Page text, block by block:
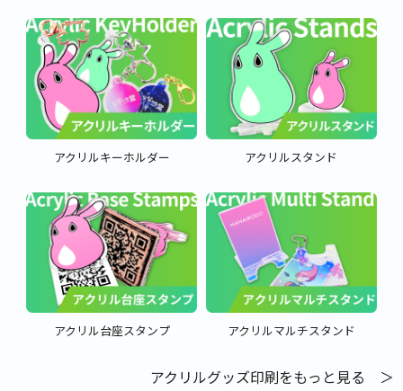
アクリルキーホルダー アクリルスタンド
アクリル台座スタンプ アクリルマルチスタンド
アクリルグッズ印刷をもっと見る ＞